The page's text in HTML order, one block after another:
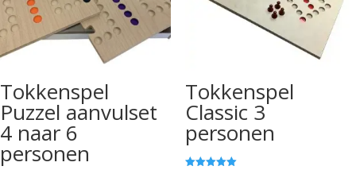
Tokkenspel
Puzzel aanvulset
4 naar 6
personen
Tokkenspel
Classic 3
personen